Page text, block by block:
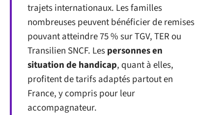
trajets internationaux. Les familles
nombreuses peuvent bénéficier de remises
pouvant atteindre 75 % sur TGV, TER ou
Transilien SNCF. Lespersonnes en
situation de handicap, quant à elles,
profitent de tarifs adaptés partout en
France, y compris pour leur
accompagnateur.